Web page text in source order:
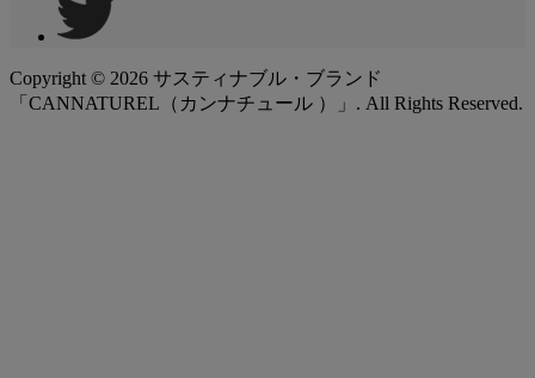
Copyright © 2026 サスティナブル・ブランド
「CANNATUREL（カンナチュール ）」. All Rights Reserved.